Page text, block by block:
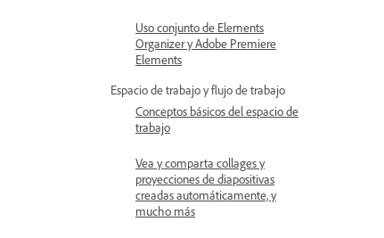
Uso conjunto de Elements
Organizer y Adobe Premiere
Elements
Espacio de trabajo y flujo de trabajo
Conceptos básicos del espacio de
trabajo
Vea y comparta collages y
proyecciones de diapositivas
creadas automáticamente, y
mucho más